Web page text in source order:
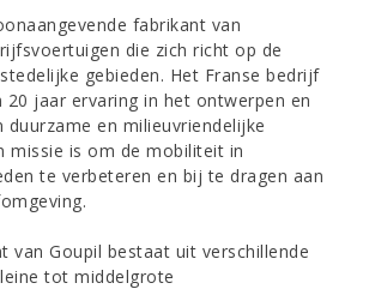
fabrikant van
die zich richt op de
gebieden. Het Franse bedrijf
jaar ervaring in het ontwerpen en
duurzame en milieuvriendelijke
missie is om de mobiliteit in
te verbeteren en bij te dragen aan
van Goupil bestaat uit verschillende
tot middelgrote